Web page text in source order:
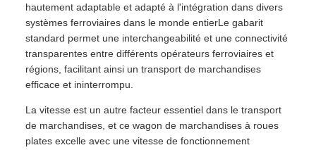
hautement adaptable et adapté à l'intégration dans divers
systèmes ferroviaires dans le monde entierLe gabarit
standard permet une interchangeabilité et une connectivité
transparentes entre différents opérateurs ferroviaires et
régions, facilitant ainsi un transport de marchandises
efficace et ininterrompu.
La vitesse est un autre facteur essentiel dans le transport
de marchandises, et ce wagon de marchandises à roues
plates excelle avec une vitesse de fonctionnement